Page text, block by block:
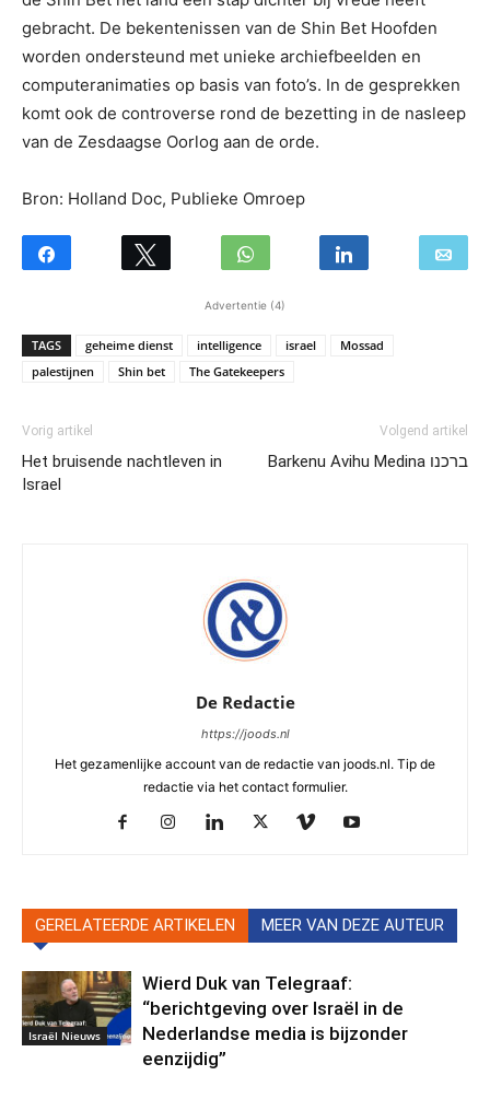
gebracht. De bekentenissen van de Shin Bet Hoofden
worden ondersteund met unieke archiefbeelden en
computeranimaties op basis van foto’s. In de gesprekken
komt ook de controverse rond de bezetting in de nasleep
van de Zesdaagse Oorlog aan de orde.
Bron: Holland Doc, Publieke Omroep
Advertentie (4)
TAGS geheime dienst intelligence israel
Mossad
palestijnen
Shin bet The Gatekeepers
Vorig artikel
Het bruisende nachtleven in
Israel
Volgend artikel
Barkenu Avihu Medina ברכנו
De Redactie
https://joods.nl
Het gezamenlijke account van de redactie van joods.nl. Tip de
redactie via het contact formulier.
GERELATEERDE ARTIKELEN MEER VAN DEZE AUTEUR
Israël Nieuws
Wierd Duk van Telegraaf:
“berichtgeving over Israël in de
Nederlandse media is bijzonder
eenzijdig”